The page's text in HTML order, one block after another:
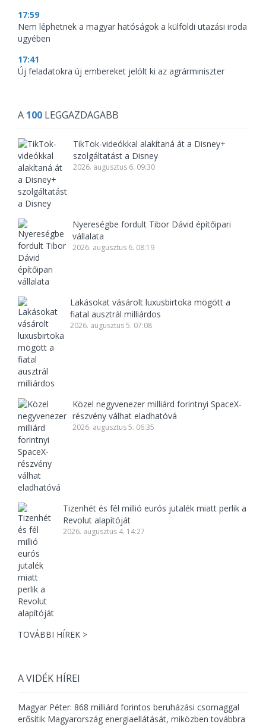
17:59
Nem léphetnek a magyar hatóságok a külföldi utazási iroda
ügyében
17:41
Új feladatokra új embereket jelölt ki az agrárminiszter
A 100 LEGGAZDAGABB
TikTok-videókkal alakítaná át a Disney+
szolgáltatást a Disney
2026. augusztus 6. 09:30
Nyereségbe fordult Tibor Dávid építőipari
vállalata
2026. augusztus 6. 08:19
Lakásokat vásárolt luxusbirtoka mögött a
fiatal ausztrál milliárdos
2026. augusztus 5. 07:08
Közel negyvenezer milliárd forintnyi SpaceX-
részvény válhat eladhatóvá
2026. augusztus 5. 06:35
Tizenhét és fél millió eurós jutalék miatt perlik a
Revolut alapítóját
2026. augusztus 4. 14:27
TOVÁBBI HÍREK >
A VIDÉK HÍREI
Magyar Péter: 868 milliárd forintos beruházási csomaggal
erősítik Magyarország energiaellátását, miközben továbbra